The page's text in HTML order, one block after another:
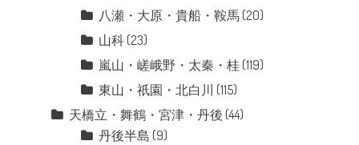
八瀬・大原・貴船・鞍馬(20)
山科(23)
嵐山・嵯峨野・太秦・桂 (119)
東山・祇園・北白川 (115)
天橋立・舞鶴・宮津・丹後 (44)
丹後半島 (9)